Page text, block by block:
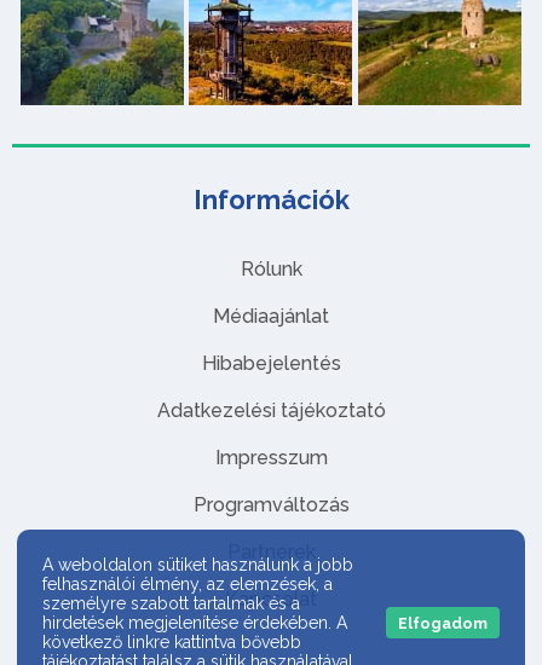
Információk
Rólunk
Médiaajánlat
Hibabejelentés
Adatkezelési tájékoztató
Impresszum
Programváltozás
Partnerek
Kapcsolat
A weboldalon sütiket használunk a jobb
felhasználói élmény, az elemzések, a
személyre szabott tartalmak és a
hirdetések megjelenítése érdekében. A
következő linkre kattintva bővebb
Elfogadom